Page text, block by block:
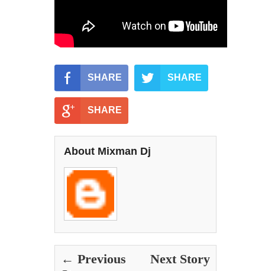
SHARE SHARE
SHARE
About Mixman Dj
← Previous
Next Story